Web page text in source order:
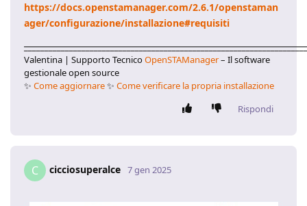
https://docs.openstamanager.com/2.6.1/openstaman
ager/configurazione/installazione#requisiti
Valentina | Supporto TecnicoOpenSTAManager– Il software
gestionale open source
✨ Come aggiornare✨ Come verificare la propria installazione
Rispondi
C cicciosuperalce 7 gen 2025